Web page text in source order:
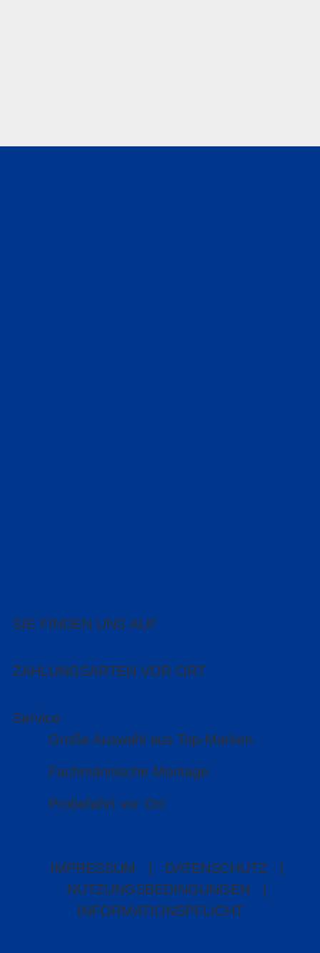
SIE FINDEN UNS AUF
ZAHLUNGSARTEN VOR ORT
Service
Große Auswahl aus Top-Marken
Fachmännische Montage
Probefahrt vor Ort
IMPRESSUM DATENSCHUTZ
NUTZUNGSBEDINGUNGEN
INFORMATIONSPFLICHT